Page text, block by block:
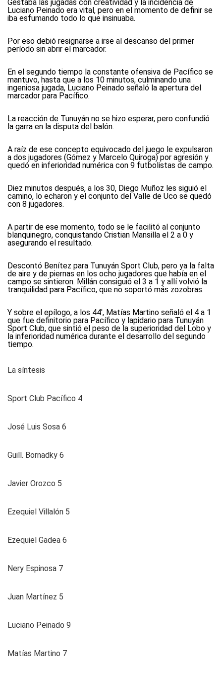
Gestaba las jugadas con creatividad y la incidencia de
Luciano Peinado era vital, pero en el momento de definir se
iba esfumando todo lo que insinuaba.
Por eso debió resignarse a irse al descanso del primer
período sin abrir el marcador.
En el segundo tiempo la constante ofensiva de Pacífico se
mantuvo, hasta que a los 10 minutos, culminando una
ingeniosa jugada, Luciano Peinado señaló la apertura del
marcador para Pacífico.
La reacción de Tunuyán no se hizo esperar, pero confundió
la garra en la disputa del balón.
A raíz de ese concepto equivocado del juego le expulsaron
a dos jugadores (Gómez y Marcelo Quiroga) por agresión y
quedó en inferioridad numérica con 9 futbolistas de campo.
Diez minutos después, a los 30, Diego Muñoz les siguió el
camino, lo echaron y el conjunto del Valle de Uco se quedó
con 8 jugadores.
A partir de ese momento, todo se le facilitó al conjunto
blanquinegro, conquistando Cristian Mansilla el 2 a 0 y
asegurando el resultado.
Descontó Benítez para Tunuyán Sport Club, pero ya la falta
de aire y de piernas en los ocho jugadores que había en el
campo se sintieron. Millán consiguió el 3 a 1 y allí volvió la
tranquilidad para Pacífico, que no soportó más zozobras.
Y sobre el epílogo, a los 44', Matías Martino señaló el 4 a 1
que fue definitorio para Pacífico y lapidario para Tunuyán
Sport Club, que sintió el peso de la superioridad del Lobo y
la inferioridad numérica durante el desarrollo del segundo
tiempo.
La síntesis
Sport Club Pacífico 4
José Luis Sosa 6
Guill. Bornadky 6
Javier Orozco 5
Ezequiel Villalón 5
Ezequiel Gadea 6
Nery Espinosa 7
Juan Martínez 5
Luciano Peinado 9
Matías Martino 7